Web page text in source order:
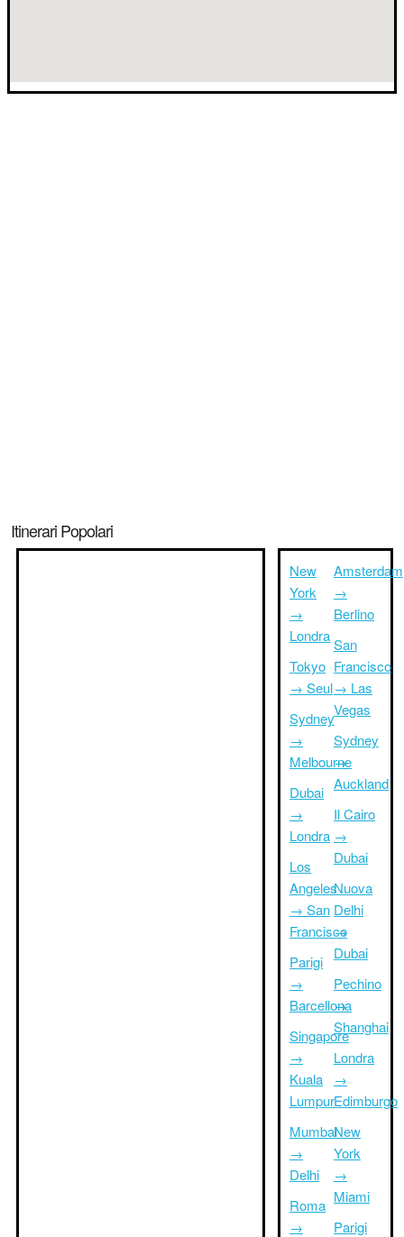
Itinerari Popolari
New
York
→
Londra
Tokyo
→ Seul
Sydney
→
Melbourne
Dubai
→
Londra
Los
Angeles
→ San
Francisco
Parigi
→
Barcellona
Singapore
→
Kuala
Lumpur
Mumbai
→
Delhi
Roma
→
Amsterdam
→
Berlino
San
Francisco
→ Las
Vegas
Sydney
→
Auckland
Il Cairo
→
Dubai
Nuova
Delhi
→
Dubai
Pechino
→
Shanghai
Londra
→
Edimburgo
New
York
→
Miami
Parigi